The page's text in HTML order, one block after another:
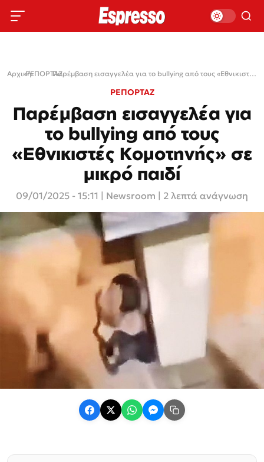
Αρχική›
ΡΕΠΟΡΤΑΖ› Παρέμβαση εισαγγελέα για το bullying από τους «Εθνικιστές Κομοτηνής» σε μικρό παιδί
ΡΕΠΟΡΤΑΖ
Παρέμβαση εισαγγελέα για
το bullying από τους
«Εθνικιστές Κομοτηνής» σε
μικρό παιδί
09/01/2025 - 15:11 Newsroom | 2 λεπτά ανάγνωση